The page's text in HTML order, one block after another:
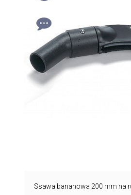
Ssawa bananowa 200 mm na